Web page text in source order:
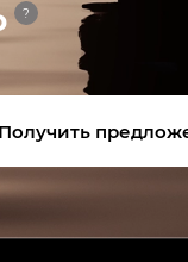
?
Получить